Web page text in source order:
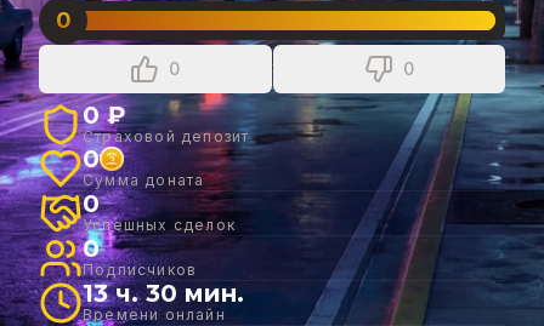
0
0 0
0 ₽
Страховой депозит
0
Сумма доната
0
Успешных сделок
0
Подписчиков
13 ч. 30 мин.
Времени онлайн